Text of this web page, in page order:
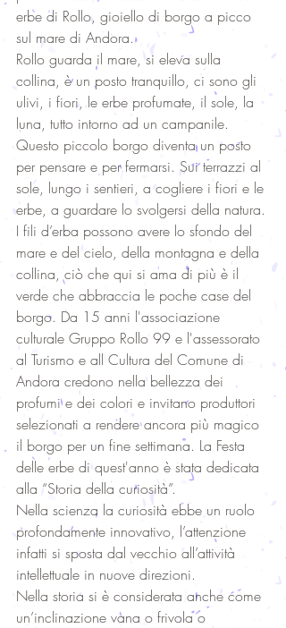
erbe di Rollo, gioiello di borgo a picco
sul mare di Andora.
Rollo guarda il mare, si eleva sulla
collina, è un posto tranquillo, ci sono gli
ulivi, i fiori, le erbe profumate, il sole, la
luna, tutto intorno ad un campanile.
Questo piccolo borgo diventa un posto
per pensare e per fermarsi. Sui terrazzi al
sole, lungo i sentieri, a cogliere i fiori e le
erbe, a guardare lo svolgersi della natura.
I fili d’erba possono avere lo sfondo del
mare e del cielo, della montagna e della
collina, ciò che qui si ama di più è il
verde che abbraccia le poche case del
borgo. Da 15 anni l'associazione
culturale Gruppo Rollo 99 e l'assessorato
al Turismo e all Cultura del Comune di
Andora credono nella bellezza dei
profumi e dei colori e invitano produttori
selezionati a rendere ancora più magico
il borgo per un fine settimana. La Festa
delle erbe di quest'anno è stata dedicata
alla “Storia della curiosità”.
Nella scienza la curiosità ebbe un ruolo
profondamente innovativo, l’attenzione
infatti si sposta dal vecchio all’attività
intellettuale in nuove direzioni.
Nella storia si è considerata anche come
un’inclinazione vana o frivola o